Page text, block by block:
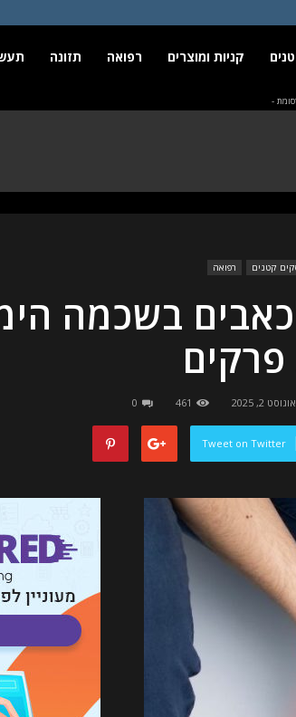
קניות ומוצרים רפואה תזונה
-
קטנים רפואה
בשכמה
אוגוסט 2, 2025 461
0
Tweet on Twitter